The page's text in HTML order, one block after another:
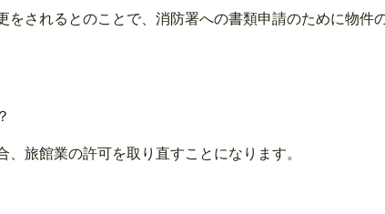
されるとのことで、消防署への書類申請のために物件
旅館業の許可を取り直すことになります。